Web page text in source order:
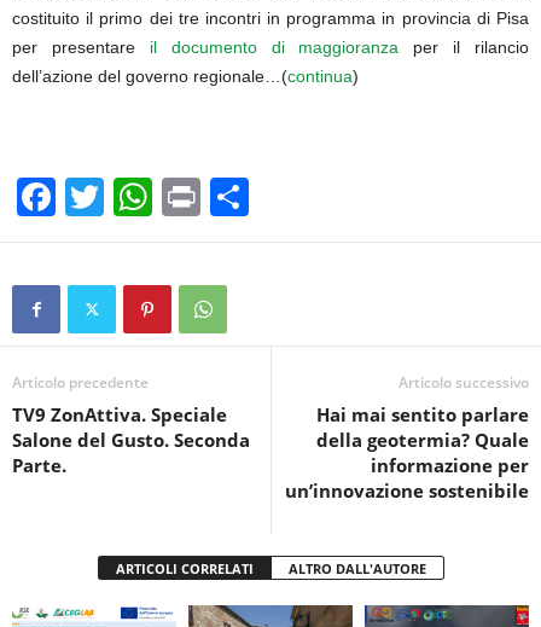
costituito il primo dei tre incontri in programma in provincia di Pisa
per presentare il documento di maggioranza per il rilancio
dell’azione del governo regionale…(continua)
F
a
c
b
o
o
k
T
wi
tt
W
h
at
s
A
p
Pr
in
t
o
vi
Articolo precedente
TV9 ZonAttiva. Speciale
Salone del Gusto. Seconda
Parte.
Articolo successivo
Hai mai sentito parlare
della geotermia? Quale
informazione per
un’innovazione sostenibile
ARTICOLI CORRELATI ALTRO DALL'AUTORE